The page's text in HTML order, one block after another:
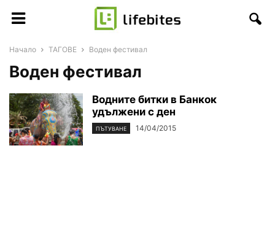
Начало ТАГОВЕ Воден фестивал
Воден фестивал
Водните битки в Банкок
удължени с ден
ПЪТУВАНЕ 14/04/2015